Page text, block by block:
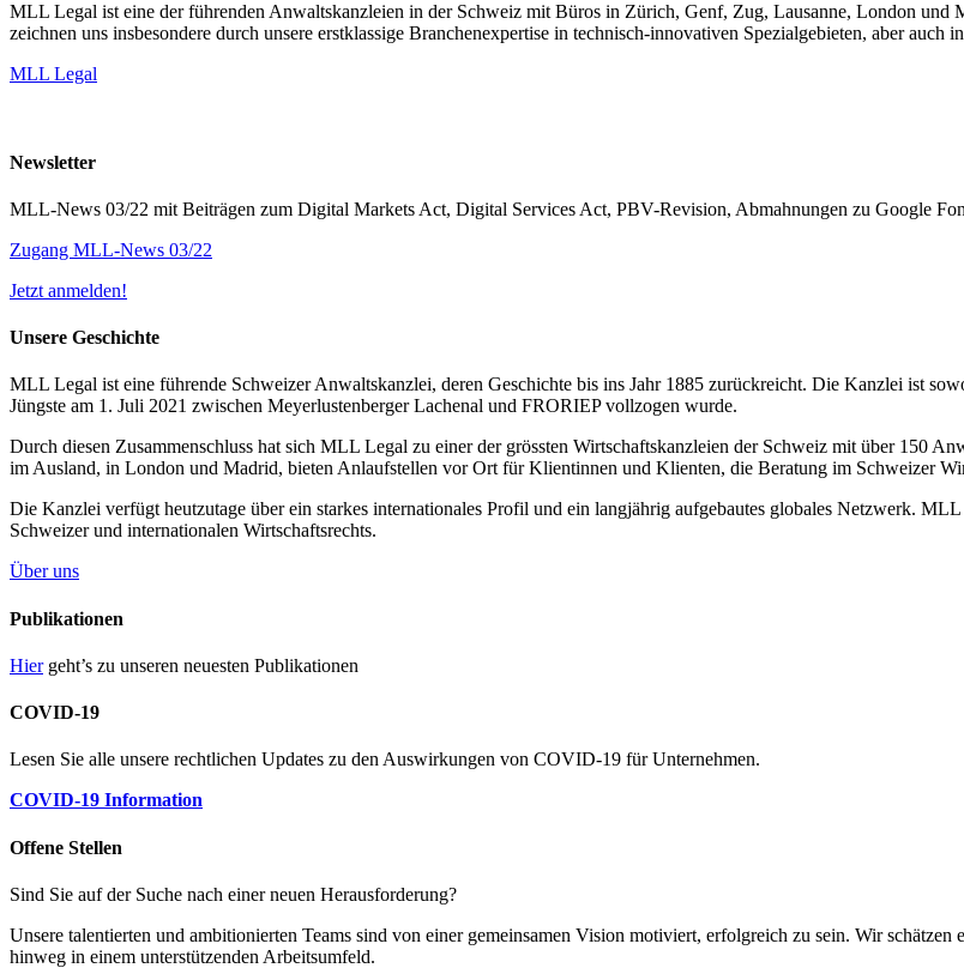
MLL Legal ist eine der führenden Anwaltskanzleien in der Schweiz mit Büros in Zürich, Genf, Zug, Lausanne, London und
zeichnen uns insbesondere durch unsere erstklassige Branchenexpertise in technisch-innovativen Spezialgebieten, aber auch
MLL Legal
Newsletter
MLL-News 03/22 mit Beiträgen zum Digital Markets Act, Digital Services Act, PBV-Revision, Abmahnungen zu Google
Zugang MLL-News 03/22
Jetzt anmelden!
Unsere Geschichte
MLL Legal ist eine führende Schweizer Anwaltskanzlei, deren Geschichte bis ins Jahr 1885 zurückreicht. Die Kanzlei ist
Jüngste am 1. Juli 2021 zwischen Meyerlustenberger Lachenal und FRORIEP vollzogen wurde.
Durch diesen Zusammenschluss hat sich MLL Legal zu einer der grössten Wirtschaftskanzleien der Schweiz mit über 150
im Ausland, in London und Madrid, bieten Anlaufstellen vor Ort für Klientinnen und Klienten, die Beratung im Schweizer
Die Kanzlei verfügt heutzutage über ein starkes internationales Profil und ein langjährig aufgebautes globales Netzwerk.
Schweizer und internationalen Wirtschaftsrechts.
Über uns
Publikationen
Hiergeht’s zu unseren neuesten Publikationen
COVID-19
Lesen Sie alle unsere rechtlichen Updates zu den Auswirkungen von COVID-19 für Unternehmen.
COVID-19 Information
Offene Stellen
Sind Sie auf der Suche nach einer neuen Herausforderung?
Unsere talentierten und ambitionierten Teams sind von einer gemeinsamen Vision motiviert, erfolgreich zu sein. Wir
hinweg in einem unterstützenden Arbeitsumfeld.